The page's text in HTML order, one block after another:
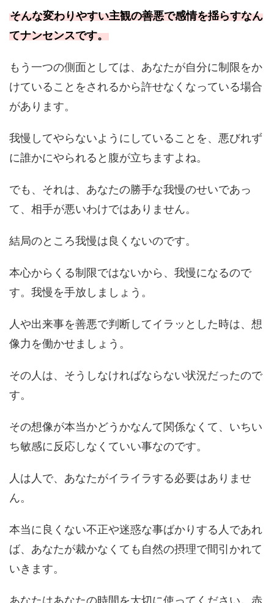
そんな変わりやすい主観の善悪で感情を揺らすなん
てナンセンスです。
もう一つの側面としては、あなたが自分に制限をか
けていることをされるから許せなくなっている場合
があります。
我慢してやらないようにしていることを、悪びれず
に誰かにやられると腹が立ちますよね。
でも、それは、あなたの勝手な我慢のせいであっ
て、相手が悪いわけではありません。
結局のところ我慢は良くないのです。
本心からくる制限ではないから、我慢になるので
す。我慢を手放しましょう。
人や出来事を善悪で判断してイラッとした時は、想
像力を働かせましょう。
その人は、そうしなければならない状況だったので
す。
その想像が本当かどうかなんて関係なくて、いちい
ち敏感に反応しなくていい事なのです。
人は人で、あなたがイライラする必要はありませ
ん。
本当に良くない不正や迷惑な事ばかりする人であれ
ば、あなたが裁かなくても自然の摂理で間引かれて
いきます。